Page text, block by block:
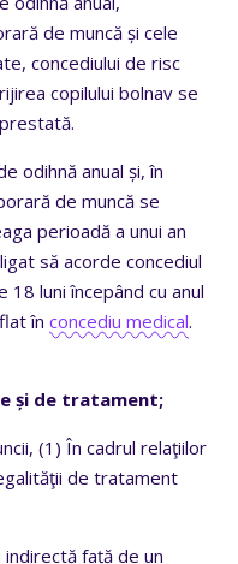
de muncă și cele
concediului de risc
copilului bolnav se
odihnă anual și, în
de muncă se
perioadă a unui an
să acorde concediul
luni începând cu anul
înconcediu medical.
și de tratament;
(1) În cadrul relaţiilor
de tratament
față de un